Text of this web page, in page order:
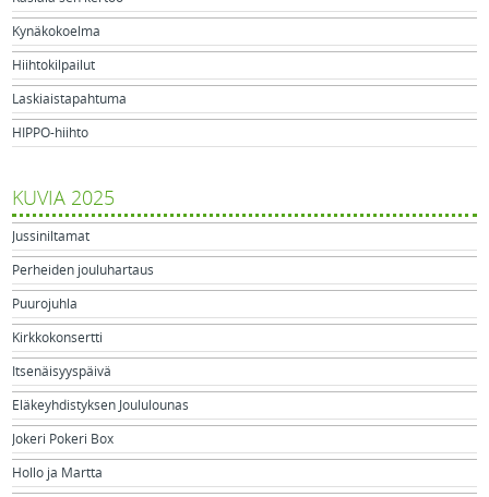
Kynäkokoelma
Hiihtokilpailut
Laskiaistapahtuma
HIPPO-hiihto
KUVIA 2025
Jussiniltamat
Perheiden jouluhartaus
Puurojuhla
Kirkkokonsertti
Itsenäisyyspäivä
Eläkeyhdistyksen Joululounas
Jokeri Pokeri Box
Hollo ja Martta